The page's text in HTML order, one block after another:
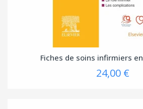
Fiches de soins infirmiers
24,00 €